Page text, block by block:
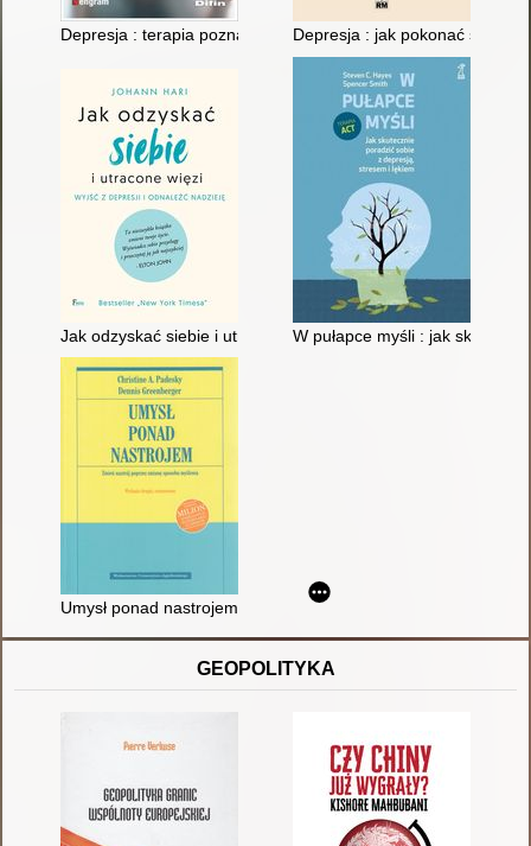
Depresja : terapia poznawczo-behawioralna dzieci i młodzieży
Depresja : jak pokonać
Jak odzyskać siebie i utracone więziW pułapce myśli : jak
Umysł ponad nastrojem : zmień nastrój poprzez zmianę
GEOPOLITYKA